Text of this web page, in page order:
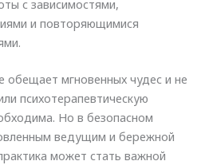
с зависимостями,
и повторяющимися
обещает мгновенных чудес и не
психотерапевтическую
Но в безопасном
ведущим и бережной
может стать важной